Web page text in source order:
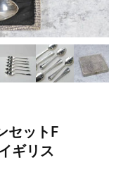
セットF
ギリス